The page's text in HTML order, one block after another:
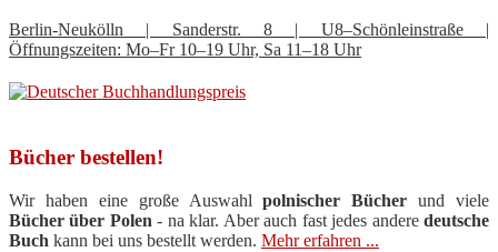
Berlin-Neukölln | Sanderstr. 8 | U8–Schönleinstraße |
Öffnungszeiten: Mo–Fr 10–19 Uhr, Sa 11–18 Uhr
Bücher bestellen!
Wir haben eine große Auswahlpolnischer Bücher und viele
Bücher über Polen - na klar. Aber auch fast jedes anderedeutsche
Buch kann bei uns bestellt werden. Mehr erfahren ...